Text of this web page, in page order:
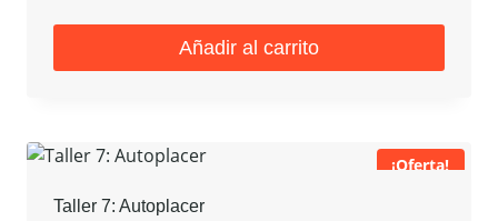
original
20€.
actual
5€.
Añadir al carrito
¡Oferta!
Taller 7: Autoplacer